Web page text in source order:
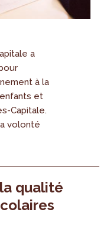
a
à la
et
Capitale.
volonté
qualité